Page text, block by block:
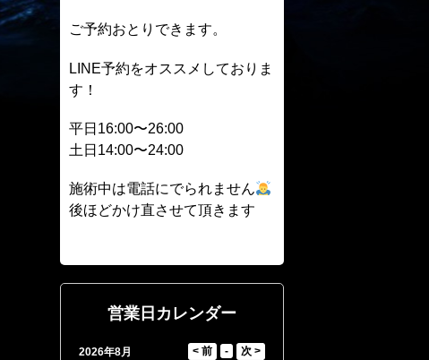
ご予約おとりできます。
LINE予約をオススメしておりま
す！
平日16:00〜26:00
土日14:00〜24:00
施術中は電話にでられません
後ほどかけ直させて頂きます
営業日カレンダー
2026年8月